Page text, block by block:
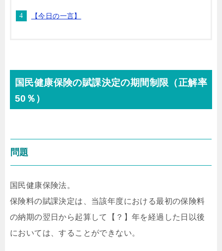
【今日の一言】
国民健康保険の賦課決定の期間制限（正解率
50％）
問題
国民健康保険法。
保険料の賦課決定は、当該年度における最初の保険料
の納期の翌日から起算して【？】年を経過した日以後
においては、することができない。